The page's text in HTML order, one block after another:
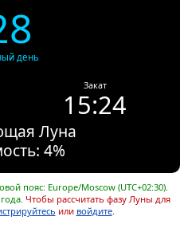
день
Закат
15:24
Луна
4%
пояс: Europe/Moscow (UTC+02:30).
Чтобы рассчитать фазу Луны для
или войдите.